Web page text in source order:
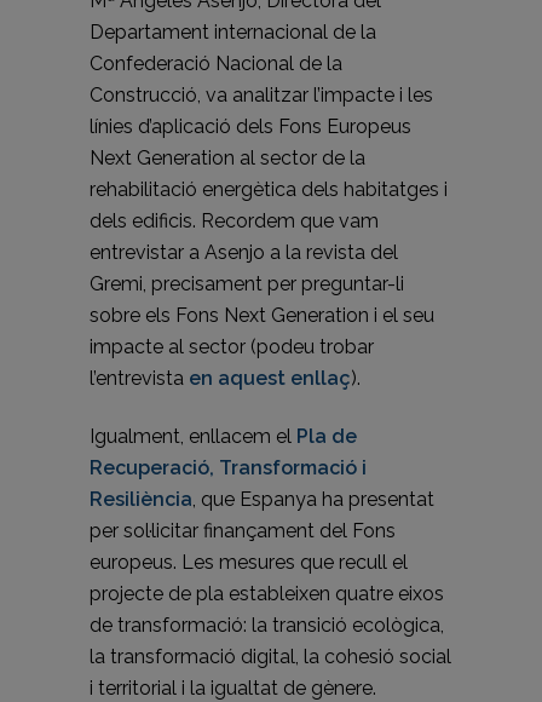
Departament internacional de la
Confederació Nacional de la
Construcció, va analitzar l’impacte i les
línies d’aplicació dels Fons Europeus
Next Generation al sector de la
rehabilitació energètica dels habitatges i
dels edificis. Recordem que vam
entrevistar a Asenjo a la revista del
Gremi, precisament per preguntar-li
sobre els Fons Next Generation i el seu
impacte al sector (podeu trobar
l’entrevista en aquest enllaç).
Igualment, enllacem el Pla de
Recuperació, Transformació i
Resiliència, que Espanya ha presentat
per sol·licitar finançament del Fons
europeus. Les mesures que recull el
projecte de pla estableixen quatre eixos
de transformació: la transició ecològica,
la transformació digital, la cohesió social
i territorial i la igualtat de gènere.